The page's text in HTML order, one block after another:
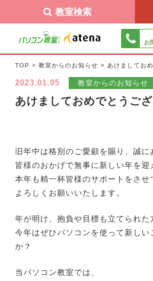
教室検索
お
TOP > 教室からのお知らせ > あけましてお
2023.01.05 教室からのお知らせ
あけましておめでとうご
旧年中は格別のご愛顧を賜り、誠に
皆様のおかげで無事に新しい年を迎
本年も精一杯皆様のサポートをさせ
よろしくお願いいたします。
年が明け、抱負や目標も立てられた
今年はぜひパソコンを使って新しい
か？
当パソコン教室では、